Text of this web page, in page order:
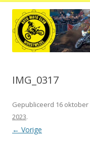
IMG_0317
Gepubliceerd 16 oktober
2023.
← Vorige